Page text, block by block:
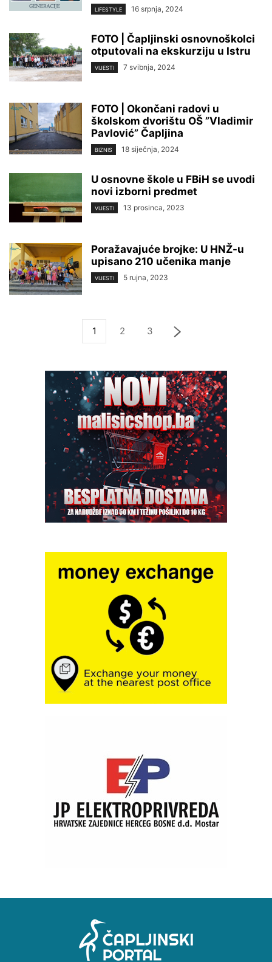
LIFESTYLE 16 srpnja, 2024
FOTO | Čapljinski osnovnoškolci
otputovali na ekskurziju u Istru
VIJESTI 7 svibnja, 2024
FOTO | Okončani radovi u
školskom dvorištu OŠ ”Vladimir
Pavlović” Čapljina
BIZNIS 18 siječnja, 2024
U osnovne škole u FBiH se uvodi
novi izborni predmet
VIJESTI 13 prosinca, 2023
Poražavajuće brojke: U HNŽ-u
upisano 210 učenika manje
VIJESTI 5 rujna, 2023
1 2 3